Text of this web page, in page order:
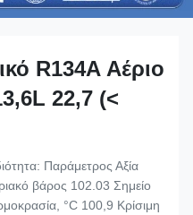
R134A Αέριο
22,7 (<
Παράμετρος Αξία
βάρος 102.03 Σημείο
°C 100,9 Κρίσιμη